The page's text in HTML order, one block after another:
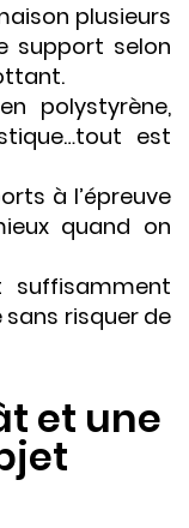
plusieurs
support selon
polystyrène,
est
à l’épreuve
quand on
risquer de
et une